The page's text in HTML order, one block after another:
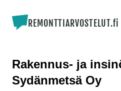
REMONTTIARVOSTELUT.fi
Rakennus- ja
Sydänmetsä Oy